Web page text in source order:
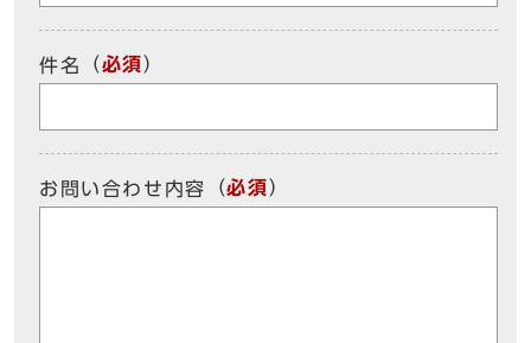
件名 （必須）
お問い合わせ内容 （必須）